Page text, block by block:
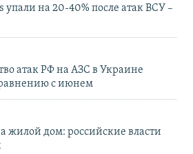
на 20-40% после атак ВСУ –
атак РФ на АЗС в Украине
с июнем
жилой дом: российские власти